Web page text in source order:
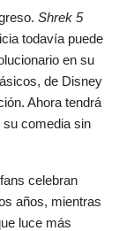
Shrek 5
todavía puede
en su
de Disney
Ahora tendrá
comedia sin
celebran
años, mientras
luce más